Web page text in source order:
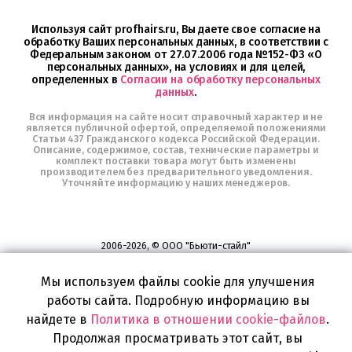
Используя сайт profhairs.ru, Вы даете свое согласие на
обработку Ваших персональных данных, в соответствии с
Федеральным законом от 27.07.2006 года №152-ФЗ «О
персональных данных», на условиях и для целей,
определенных в Согласии на обработку персональных
данных.
Вся информация на сайте носит справочный характер и не
является публичной офертой, определяемой положениями
Статьи 437 Гражданского кодекса Российской Федерации.
Описание, содержимое, состав, технические параметры и
комплект поставки товара могут быть изменены
производителем без предварительного уведомления.
Уточняйте информацию у наших менеджеров.
2006-2026, © ООО "Бьюти-стайл"
Все права защищены
Широкий выбор инструментов, аксессуаров и принадлежностей для
воплощения
самых изысканных и необычных идей по созданию Вашего образа и стиля.
Мы используем файлы cookie для улучшения
работы сайта. Подробную информацию вы
найдете в Политика в отношении cookie-файлов.
Продолжая просматривать этот сайт, вы